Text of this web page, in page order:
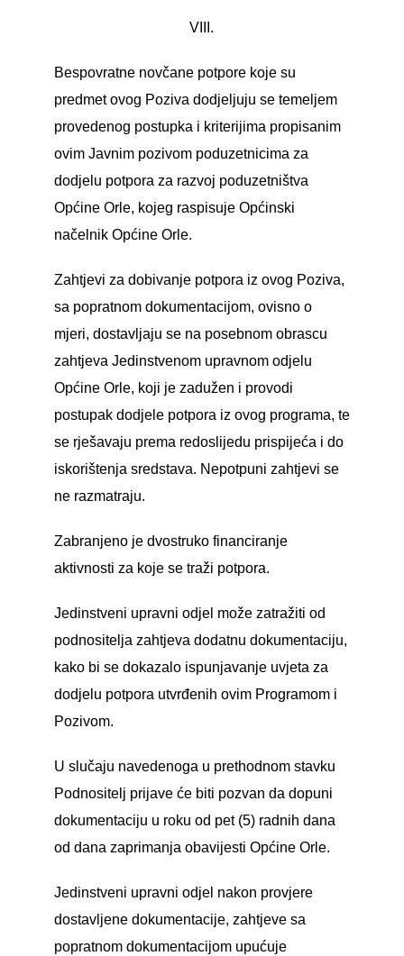
VIII.
Bespovratne novčane potpore koje su
predmet ovog Poziva dodjeljuju se temeljem
provedenog postupka i kriterijima propisanim
ovim Javnim pozivom poduzetnicima za
dodjelu potpora za razvoj poduzetništva
Općine Orle, kojeg raspisuje Općinski
načelnik Općine Orle.
Zahtjevi za dobivanje potpora iz ovog Poziva,
sa popratnom dokumentacijom, ovisno o
mjeri, dostavljaju se na posebnom obrascu
zahtjeva Jedinstvenom upravnom odjelu
Općine Orle, koji je zadužen i provodi
postupak dodjele potpora iz ovog programa, te
se rješavaju prema redoslijedu prispijeća i do
iskorištenja sredstava. Nepotpuni zahtjevi se
ne razmatraju.
Zabranjeno je dvostruko financiranje
aktivnosti za koje se traži potpora.
Jedinstveni upravni odjel može zatražiti od
podnositelja zahtjeva dodatnu dokumentaciju,
kako bi se dokazalo ispunjavanje uvjeta za
dodjelu potpora utvrđenih ovim Programom i
Pozivom.
U slučaju navedenoga u prethodnom stavku
Podnositelj prijave će biti pozvan da dopuni
dokumentaciju u roku od pet (5) radnih dana
od dana zaprimanja obavijesti Općine Orle.
Jedinstveni upravni odjel nakon provjere
dostavljene dokumentacije, zahtjeve sa
popratnom dokumentacijom upućuje